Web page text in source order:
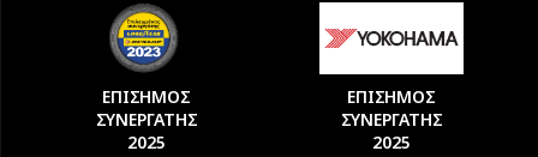
ΕΠΙΣΗΜΟΣ
ΣΥΝΕΡΓΑΤΗΣ
2025
ΕΠΙΣΗΜΟΣ
ΣΥΝΕΡΓΑΤΗΣ
2025